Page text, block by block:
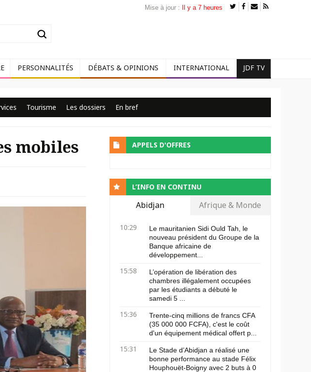
Mise à jour : Il y a 7 heures
PERSONNALITÉS DÉBATS & OPINIONS INTERNATIONAL JDF TV
Tourisme Les dossiers En bref
mobiles APPELS D'OFFRES
L’INFO EN CONTINU
Abidjan Afrique & Monde
10:29
Le mauritanien Sidi Ould Tah, le
nouveau président du Groupe de la
Banque africaine de
développement...
15:58
L’opération de libération des
chambres illégalement occupées
par les étudiants a débuté le
samedi 5 ...
15:36
Trente-cinq millions de francs CFA
(35 000 000 FCFA), c'est le coût
d'un équipement médical offert p...
15:31
Le Stade d’Abidjan a réalisé une
bonne performance au stade Félix
Houphouët-Boigny avec 2 buts à 0